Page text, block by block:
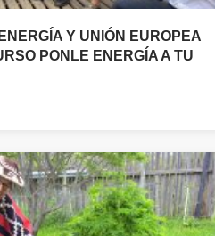
Y UNIÓN EUROPEA
PONLE ENERGÍA A TU